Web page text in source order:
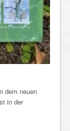
dem neuen
in der